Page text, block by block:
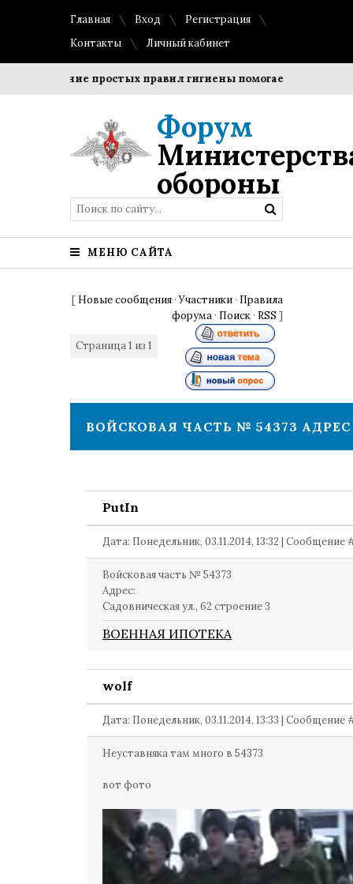
Главная Вход
Регистрация
Контакты
Личный кабинет
Соблюдение простых правил гигиены помогает сохранить
Форум
обороны
МЕНЮ САЙТА
[ Новые сообщения ·Участники · Правила
форума · Поиск · RSS ]
Страница1 из 1
ВОЙСКОВАЯ ЧАСТЬ № 54373 АДРЕС
PutIn
Дата: Понедельник, 03.11.2014, 13:32 | Сообщение
Войсковая часть № 54373
Адрес:
Садовническая ул., 62 строение 3
ВОЕННАЯ ИПОТЕКА
wolf
Дата: Понедельник, 03.11.2014, 13:33 | Сообщение
Неуставняка там много в 54373
вот фото